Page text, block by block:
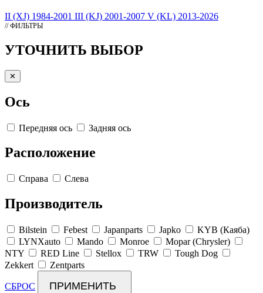
II (XJ) 1984-2001 III (KJ) 2001-2007 V (KL) 2013-2026
// ФИЛЬТРЫ
УТОЧНИТЬ ВЫБОР
✕
Ось
Передняя ось Задняя ось
Расположение
Справа Слева
Производитель
Bilstein Febest Japanparts Japko
KYB (Каяба)
LYNXauto
Mando Monroe
Mopar (Chrysler)
NTY
RED Line Stellox TRW
Tough Dog
Zekkert
Zentparts
СБРОС ПРИМЕНИТЬ